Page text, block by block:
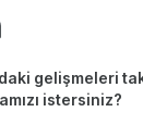
gelişmeleri
istersiniz?